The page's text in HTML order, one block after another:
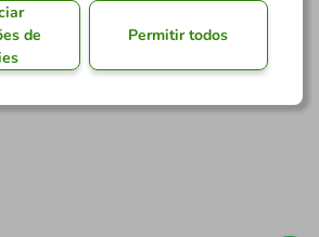
de
Permitir todos